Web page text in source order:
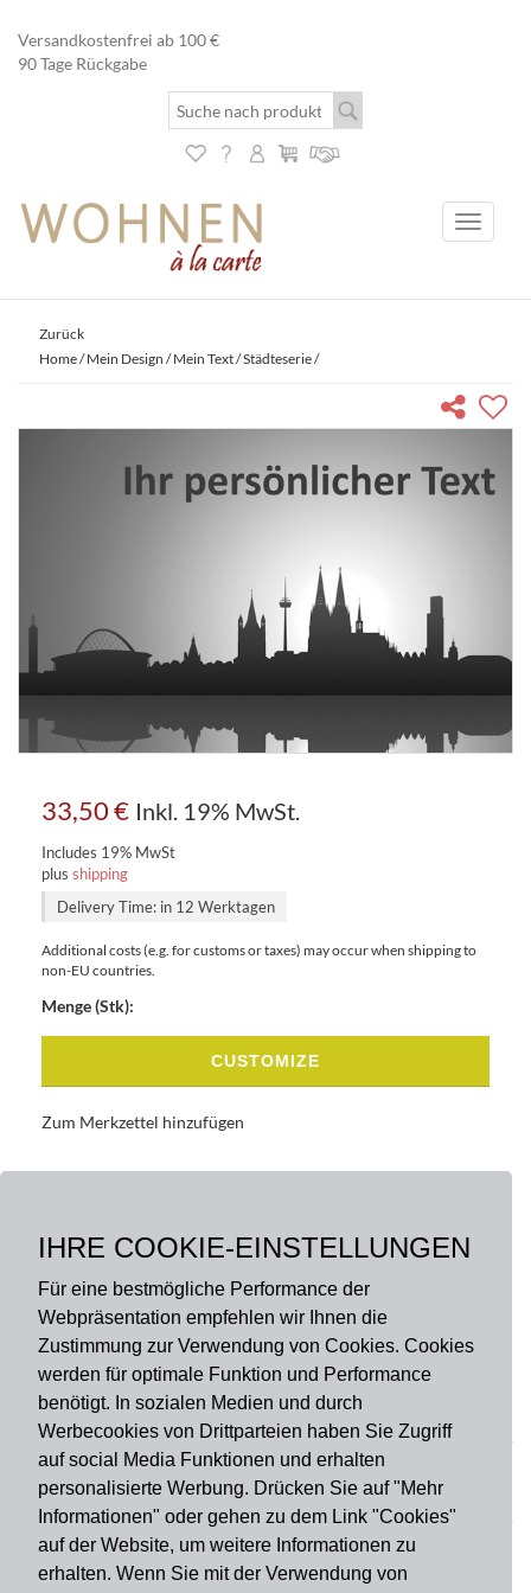
IHRE COOKIE-EINSTELLUNGEN
Für eine bestmögliche Performance der
Webpräsentation empfehlen wir Ihnen die
Zustimmung zur Verwendung von Cookies. Cookies
werden für optimale Funktion und Performance
benötigt. In sozialen Medien und durch
Werbecookies von Drittparteien haben Sie Zugriff
auf social Media Funktionen und erhalten
personalisierte Werbung. Drücken Sie auf "Mehr
Informationen" oder gehen zu dem Link "Cookies"
auf der Website, um weitere Informationen zu
erhalten. Wenn Sie mit der Verwendung von
Versandkostenfrei ab 100 €
90 Tage Rückgabe
Toggle
Zurück
Home/Mein Design / Mein Text/Städteserie/
33,50€ Inkl. 19% MwSt.
Includes 19% MwSt
plus shipping
Delivery Time: in 12 Werktagen
Additional costs (e.g. for customs or taxes) may occur when shipping to
non-EU countries.
Menge (Stk):
CUSTOMIZE
Zum Merkzettel hinzufügen
BESCHREIBUNG
Zahlungsart
Versandart
Du findest uns auch auf